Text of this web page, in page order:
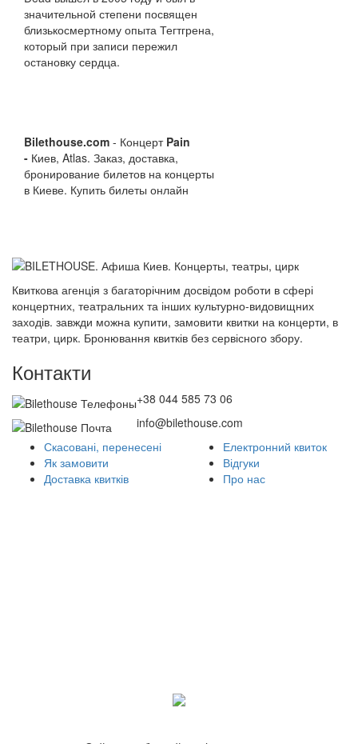
значительной степени посвящен
близькосмертному опыта Тегтгрена,
который при записи пережил
остановку сердца.
Bilethouse.com - Концерт Pain
- Киев, Atlas. Заказ, доставка,
бронирование билетов на концерты
в Киеве. Купить билеты онлайн
Квиткова агенція з багаторічним досвідом роботи в сфері
концертних, театральних та інших культурно-видовищних
заходів. завжди можна купити, замовити квитки на концерти, в
театри, цирк. Бронювання квитків без сервісного збору.
Контакти
+38 044 585 73 06
info@bilethouse.com
Скасовані, перенесені
Як замовити
Доставка квитків
Електронний квиток
Відгуки
Про нас